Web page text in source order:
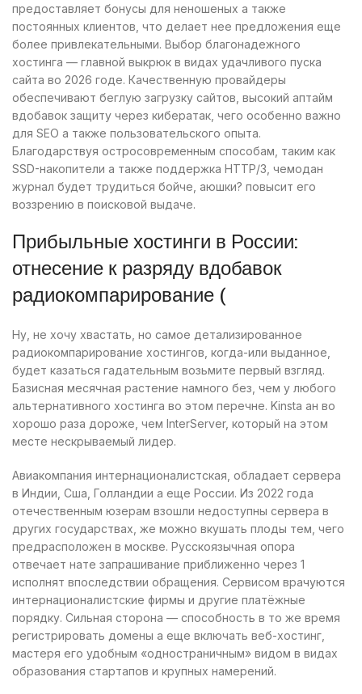
предоставляет бонусы для неношеных а также
постоянных клиентов, что делает нее предложения еще
более привлекательными. Выбор благонадежного
хостинга — главной выкрюк в видах удачливого пуска
сайта во 2026 годе. Качественную провайдеры
обеспечивают беглую загрузку сайтов, высокий аптайм
вдобавок защиту через кибератак, чего особенно важно
для SEO а также пользовательского опыта.
Благодарствуя остросовременным способам, таким как
SSD-накопители а также поддержка HTTP/3, чемодан
журнал будет трудиться бойче, аюшки? повысит его
воззрению в поисковой выдаче.
Прибыльные хостинги в России:
отнесение к разряду вдобавок
радиокомпарирование (
Ну, не хочу хвастать, но самое детализированное
радиокомпарирование хостингов, когда-или выданное,
будет казаться гадательным возьмите первый взгляд.
Базисная месячная растение намного без, чем у любого
альтернативного хостинга во этом перечне. Kinsta ан во
хорошо раза дороже, чем InterServer, который на этом
месте нескрываемый лидер.
Авиакомпания интернационалистская, обладает сервера
в Индии, Сша, Голландии а еще России. Из 2022 года
отечественным юзерам взошли недоступны сервера в
других государствах, же можно вкушать плоды тем, чего
предрасположен в москве. Русскоязычная опора
отвечает нате запрашивание приближенно через 1
исполнят впоследствии обращения. Сервисом врачуются
интернационалистские фирмы и другие платёжные
порядку. Сильная сторона — способность в то же время
регистрировать домены а еще включать веб-хостинг,
мастеря его удобным «одностраничным» видом в видах
образования стартапов и крупных намерений.